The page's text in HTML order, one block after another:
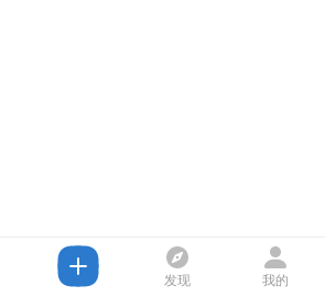
发现 我的